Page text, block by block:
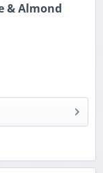
& Almond